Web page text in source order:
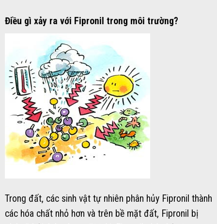
Điều gì xảy ra với Fipronil trong môi trường?
Trong đất, các sinh vật tự nhiên phân hủy Fipronil thành
các hóa chất nhỏ hơn và trên bề mặt đất, Fipronil bị